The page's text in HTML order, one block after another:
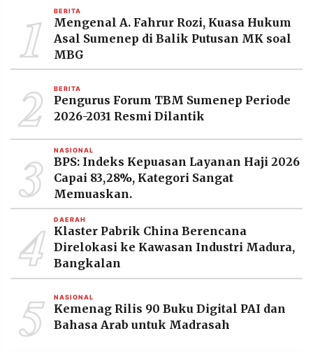
1 BERITA
Mengenal A. Fahrur Rozi, Kuasa Hukum
Asal Sumenep di Balik Putusan MK soal
MBG
2 BERITA
Pengurus Forum TBM Sumenep Periode
2026-2031 Resmi Dilantik
3 NASIONAL
BPS: Indeks Kepuasan Layanan Haji 2026
Capai 83,28%, Kategori Sangat
Memuaskan.
4 DAERAH
Klaster Pabrik China Berencana
Direlokasi ke Kawasan Industri Madura,
Bangkalan
5 NASIONAL
Kemenag Rilis 90 Buku Digital PAI dan
Bahasa Arab untuk Madrasah